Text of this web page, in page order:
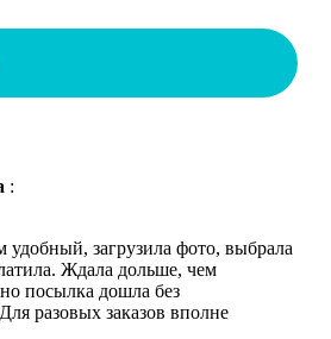
:
удобный, загрузила фото, выбрала
Ждала дольше, чем
посылка дошла без
разовых заказов вполне